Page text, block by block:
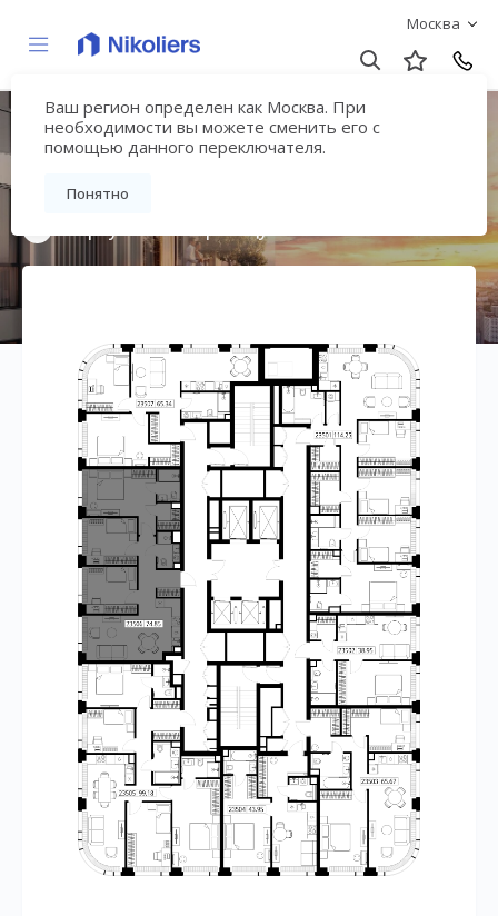
Москва
Ваш регион определен как Москва. При
необходимости вы можете сменить его с
помощью данного переключателя.
Понятно
Мультиквартал
«ВЕЕР»